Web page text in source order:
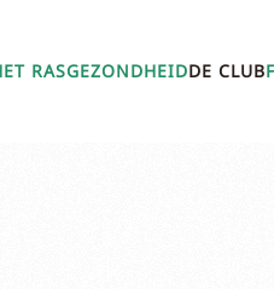
RASGEZONDHEIDDE CLUB